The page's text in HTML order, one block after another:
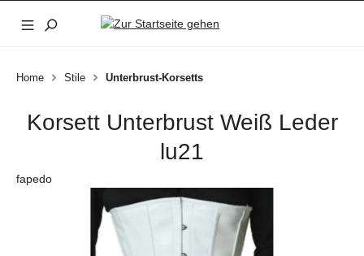
Zum Hauptinhalt springen
Home Stile Unterbrust-Korsetts
Korsett Unterbrust Weiß Leder
lu21
fapedo